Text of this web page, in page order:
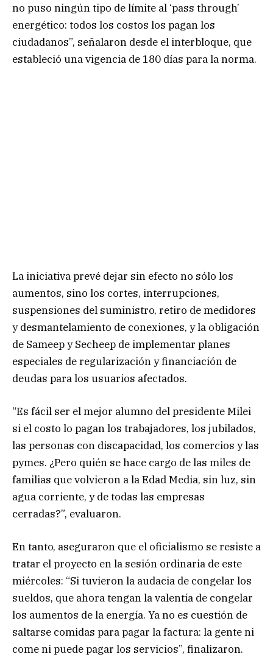
no puso ningún tipo de límite al ‘pass through’
energético: todos los costos los pagan los
ciudadanos”, señalaron desde el interbloque, que
estableció una vigencia de 180 días para la norma.
La iniciativa prevé dejar sin efecto no sólo los
aumentos, sino los cortes, interrupciones,
suspensiones del suministro, retiro de medidores
y desmantelamiento de conexiones, y la obligación
de Sameep y Secheep de implementar planes
especiales de regularización y financiación de
deudas para los usuarios afectados.
“Es fácil ser el mejor alumno del presidente Milei
si el costo lo pagan los trabajadores, los jubilados,
las personas con discapacidad, los comercios y las
pymes. ¿Pero quién se hace cargo de las miles de
familias que volvieron a la Edad Media, sin luz, sin
agua corriente, y de todas las empresas
cerradas?”, evaluaron.
En tanto, aseguraron que el oficialismo se resiste a
tratar el proyecto en la sesión ordinaria de este
miércoles: “Si tuvieron la audacia de congelar los
sueldos, que ahora tengan la valentía de congelar
los aumentos de la energía. Ya no es cuestión de
saltarse comidas para pagar la factura: la gente ni
come ni puede pagar los servicios”, finalizaron.